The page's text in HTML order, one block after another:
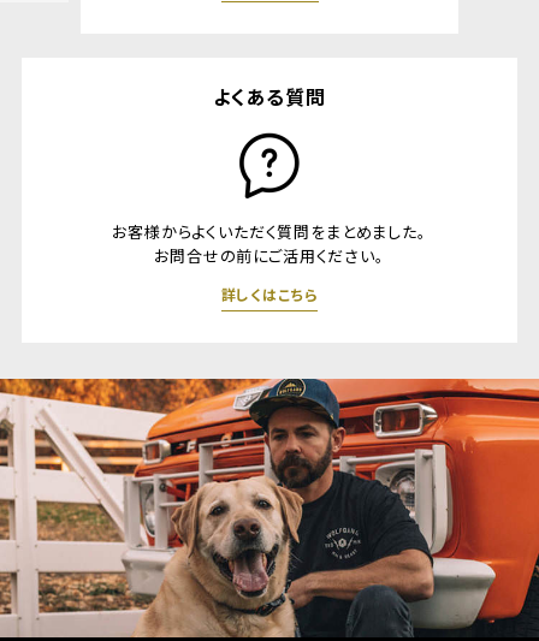
よくある質問
お客様からよくいただく質問をまとめました。
お問合せの前にご活用ください。
詳しくはこちら